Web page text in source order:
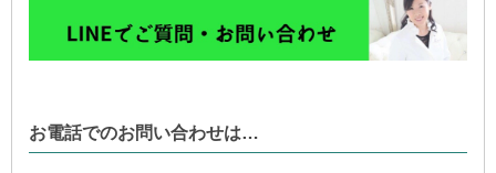
お電話でのお問い合わせは…